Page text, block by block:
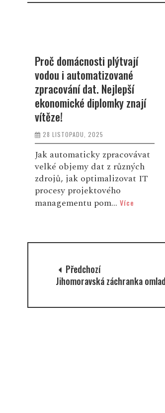
Proč domácnosti plýtvají
vodou i automatizované
zpracování dat. Nejlepší
ekonomické diplomky znají
vítěze!
28 LISTOPADU, 2025
Jak automaticky zpracovávat
velké objemy dat z různých
zdrojů, jak optimalizovat IT
procesy projektového
managementu pom... Více
Předchozí
Jihomoravská záchranka